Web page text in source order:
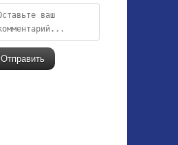
Отправить